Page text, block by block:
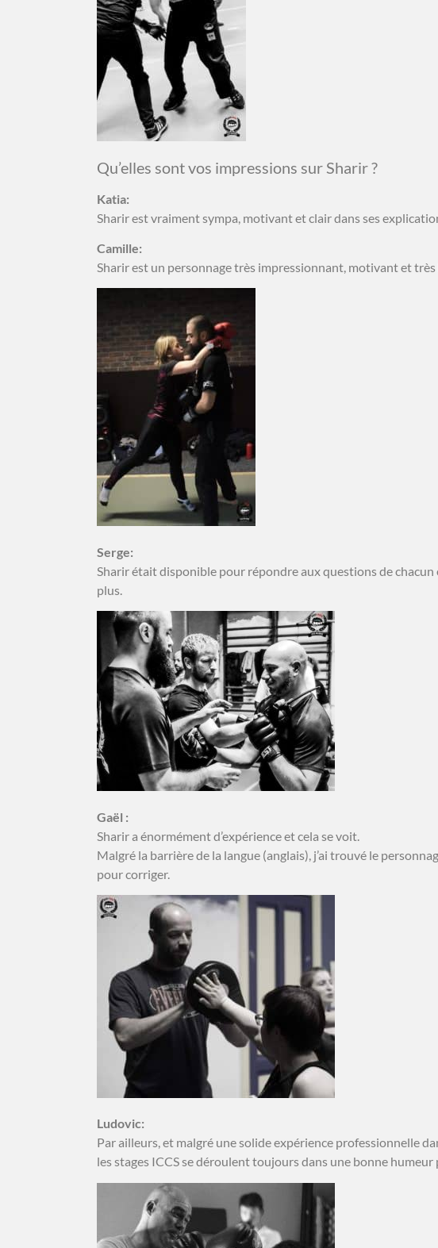
Qu’elles sont vos impressions sur Sharir ?
Katia:
Sharir est vraiment sympa, motivant et clair dans ses
Camille:
Sharir est un personnage très impressionnant, motivant et très
Serge:
Sharir était disponible pour répondre aux questions de
plus.
Gaël :
Sharir a énormément d’expérience et cela se voit.
Malgré la barrière de la langue (anglais), j’ai trouvé le
pour corriger.
Ludovic:
Par ailleurs, et malgré une solide expérience professionnelle
les stages ICCS se déroulent toujours dans une bonne humeur